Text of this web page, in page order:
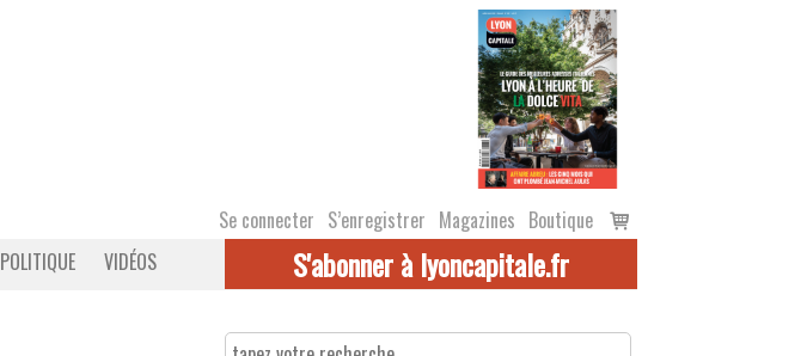
Se connecter S’enregistrer Magazines Boutique
Voir
le
POLITIQUE VIDÉOS S'abonner à lyoncapitale.fr